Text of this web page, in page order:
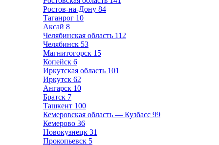
Ростов-на-Дону 84
Таганрог 10
Аксай 8
Челябинская область 112
Челябинск 53
Магнитогорск 15
Копейск 6
Иркутская область 101
Иркутск 62
Ангарск 10
Братск 7
Ташкент 100
Кемеровская область — Кузбасс 99
Кемерово 36
Новокузнецк 31
Прокопьевск 5